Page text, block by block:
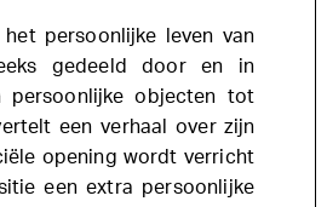
het persoonlijke leven van
gedeeld door en in
persoonlijke objecten tot
een verhaal over zijn
opening wordt verricht
een extra persoonlijke